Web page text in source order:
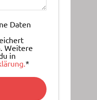
Daten
Weitere
in
*